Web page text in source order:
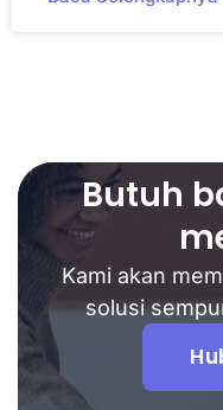
Butuh
Kami akan
solusi